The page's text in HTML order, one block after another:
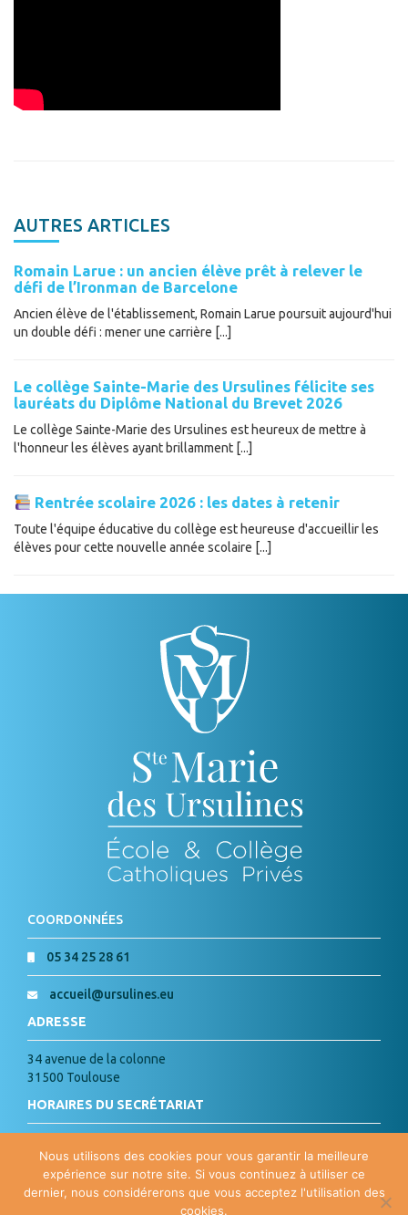
AUTRES ARTICLES
Romain Larue : un ancien élève prêt à relever le
défi de l’Ironman de Barcelone
Ancien élève de l'établissement, Romain Larue poursuit aujourd'hui
un double défi : mener une carrière [...]
Le collège Sainte-Marie des Ursulines félicite ses
lauréats du Diplôme National du Brevet 2026
Le collège Sainte-Marie des Ursulines est heureux de mettre à
l'honneur les élèves ayant brillamment [...]
Rentrée scolaire 2026 : les dates à retenir
Toute l'équipe éducative du collège est heureuse d'accueillir les
élèves pour cette nouvelle année scolaire [...]
COORDONNÉES
05 34 25 28 61
accueil@ursulines.eu
ADRESSE
34 avenue de la colonne
31500 Toulouse
HORAIRES DU SECRÉTARIAT
de 8h à 18h
Mercredi : de 8h à 15h
Nous utilisons des cookies pour vous garantir la meilleure
expérience sur notre site. Si vous continuez à utiliser ce
dernier, nous considérerons que vous acceptez l'utilisation des
cookies.